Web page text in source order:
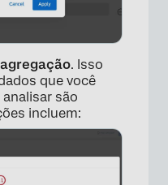
. Isso
que você
são
incluem: